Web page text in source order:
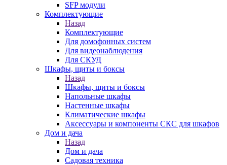
SFP модули
Комплектующие
Назад
Комплектующие
Для домофонных систем
Для видеонаблюдения
Для СКУД
Шкафы, щиты и боксы
Назад
Шкафы, щиты и боксы
Напольные шкафы
Настенные шкафы
Климатические шкафы
Аксессуары и компоненты СКС для шкафов
Дом и дача
Назад
Дом и дача
Садовая техника